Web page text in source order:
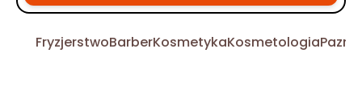
FryzjerstwoBarberKosmetykaKosmetologia